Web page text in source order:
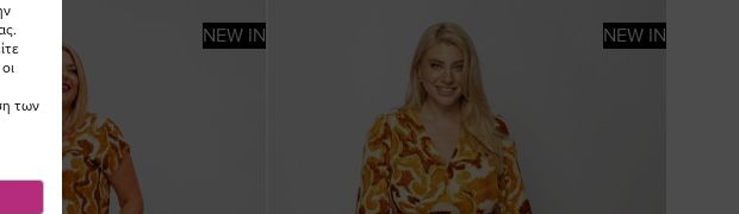
NEW IN NEW IN
των